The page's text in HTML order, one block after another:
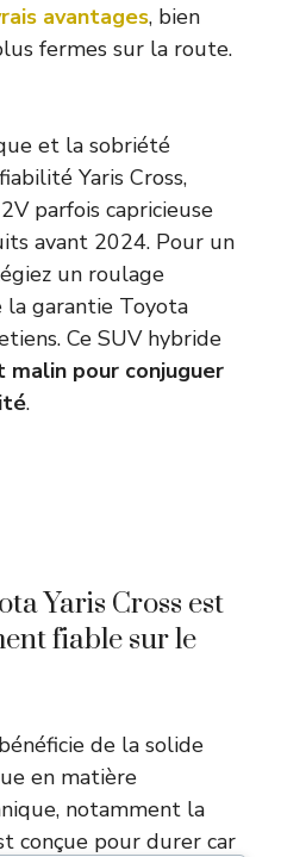
avantages, bien
fermes sur la route.
et la sobriété
Yaris Cross,
parfois capricieuse
avant 2024. Pour un
un roulage
garantie Toyota
Ce SUV hybride
malin pour conjuguer
.
Yaris Cross est
fiable sur le
de la solide
en matière
notamment la
conçue pour durer car